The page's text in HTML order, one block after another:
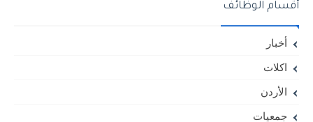
أقسام الوظائف
أخبار
اكلات
الأردن
جمعيات